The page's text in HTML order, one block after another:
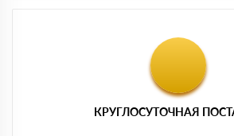
КРУГЛОСУТОЧНАЯ